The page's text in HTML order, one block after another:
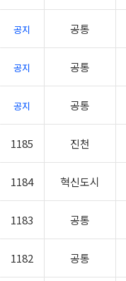
공지 공통
공지 공통
공지 공통
1185 진천
1184 혁신도시
1183 공통
1182 공통